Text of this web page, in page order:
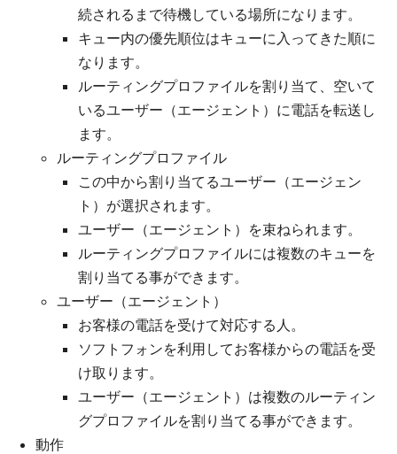
続されるまで待機している場所になります。
キュー内の優先順位はキューに入ってきた順に
なります。
ルーティングプロファイルを割り当て、空いて
いるユーザー（エージェント）に電話を転送し
ます。
ルーティングプロファイル
この中から割り当てるユーザー（エージェン
ト）が選択されます。
ユーザー（エージェント）を束ねられます。
ルーティングプロファイルには複数のキューを
割り当てる事ができます。
ユーザー（エージェント）
お客様の電話を受けて対応する人。
ソフトフォンを利用してお客様からの電話を受
け取ります。
ユーザー（エージェント）は複数のルーティン
グプロファイルを割り当てる事ができます。
動作